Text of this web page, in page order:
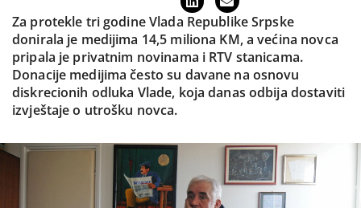
Za protekle tri godine Vlada Republike Srpske
donirala je medijima 14,5 miliona KM, a većina novca
pripala je privatnim novinama i RTV stanicama.
Donacije medijima često su davane na osnovu
diskrecionih odluka Vlade, koja danas odbija dostaviti
izvještaje o utrošku novca.